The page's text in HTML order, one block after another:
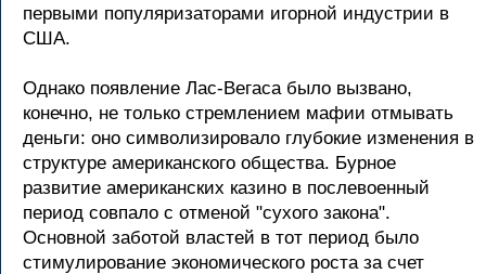
первыми популяризаторами игорной индустрии в
США.
Однако появление Лас-Вегаса было вызвано,
конечно, не только стремлением мафии отмывать
деньги: оно символизировало глубокие изменения в
структуре американского общества. Бурное
развитие американских казино в послевоенный
период совпало с отменой "сухого закона".
Основной заботой властей в тот период было
стимулирование экономического роста за счет